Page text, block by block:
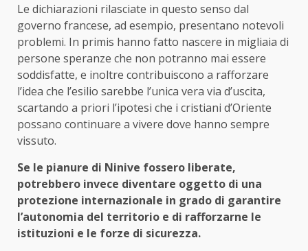
Le dichiarazioni rilasciate in questo senso dal
governo francese, ad esempio, presentano notevoli
problemi. In primis hanno fatto nascere in migliaia di
persone speranze che non potranno mai essere
soddisfatte, e inoltre contribuiscono a rafforzare
l’idea che l’esilio sarebbe l’unica vera via d’uscita,
scartando a priori l’ipotesi che i cristiani d’Oriente
possano continuare a vivere dove hanno sempre
vissuto.
Se le pianure di Ninive fossero liberate,
potrebbero invece diventare oggetto di una
protezione internazionale in grado di garantire
l’autonomia del territorio e di rafforzarne le
istituzioni e le forze di sicurezza.